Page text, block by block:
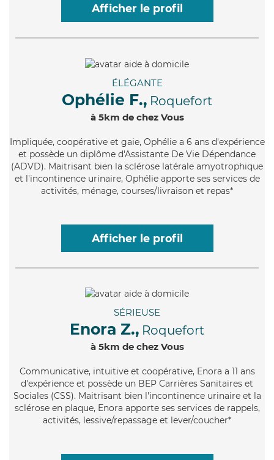
Afficher le profil
ÉLÉGANTE
Ophélie F., Roquefort
à 5km de chez Vous
Impliquée, coopérative et gaie, Ophélie a 6 ans d'expérience
et possède un diplôme d'Assistante De Vie Dépendance
(ADVD). Maitrisant bien la sclérose latérale amyotrophique
et l'incontinence urinaire, Ophélie apporte ses services de
activités, ménage, courses/livraison et repas*
Afficher le profil
SÉRIEUSE
Enora Z., Roquefort
à 5km de chez Vous
Communicative, intuitive et coopérative, Enora a 11 ans
d'expérience et possède un BEP Carrières Sanitaires et
Sociales (CSS). Maitrisant bien l'incontinence urinaire et la
sclérose en plaque, Enora apporte ses services de rappels,
activités, lessive/repassage et lever/coucher*